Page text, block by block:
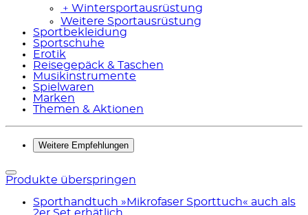
﹢ Wintersportausrüstung
Weitere Sportausrüstung
Sportbekleidung
Sportschuhe
Erotik
Reisegepäck & Taschen
Musikinstrumente
Spielwaren
Marken
Themen & Aktionen
Weitere Empfehlungen
Produkte überspringen
Sporthandtuch »Mikrofaser Sporttuch« auch als